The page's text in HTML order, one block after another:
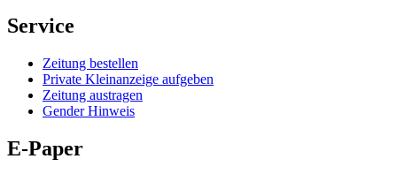
Service
Zeitung bestellen
Private Kleinanzeige aufgeben
Zeitung austragen
Gender Hinweis
E-Paper